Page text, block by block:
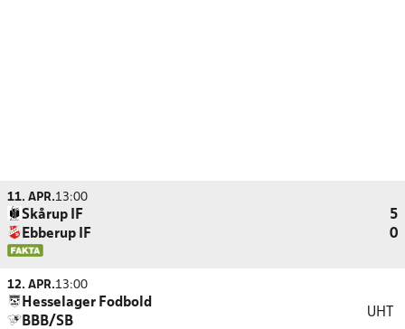
11. APR.13:00
Skårup IF
5
Ebberup IF
0
12. APR.13:00
Hesselager Fodbold
BBB/SB
UHT